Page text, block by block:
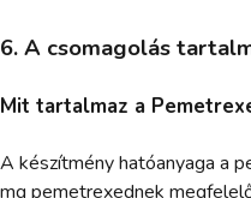
6. A csomagolás
Mit tartalmaz a
A készítmény hatóanyaga a
mg pemetrexednek